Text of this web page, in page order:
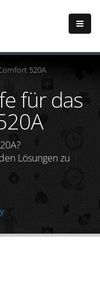
520A
für das
Lösungen zu